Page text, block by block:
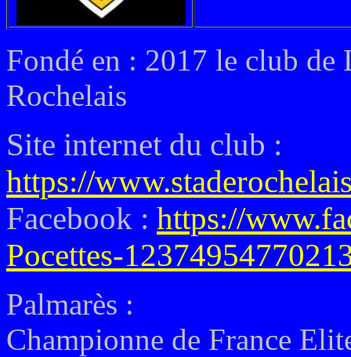
Fondé en : 2017 le club de
Rochelais
Site internet du club :
https://
Facebook : https://
Pocettes-
Palmarès :
Championne de France